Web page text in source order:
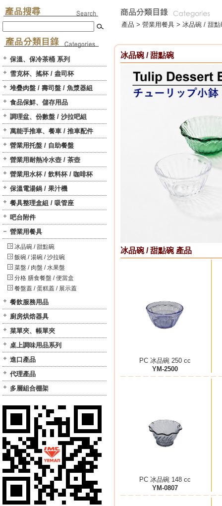
保溫、保冷茶桶 系列
雪克杯、搖杯 / 盎司杯
堆疊肉盤 / 壽司盤 / 魚漿器組
食品保鮮、儲存用品
調理盆、份數盤 / 沙拉吧組
萬能手推車、餐車 / 推車配件
營業用托盤 / 自助餐盤
營業用耐熱冷水壺 / 茶壺
營業用水杯 / 飲料杯 / 咖啡杯
保溫電湯鍋 / 果汁機
餐具整理盒組 / 吸管座
吧台附件
營業用餐具
冰品碗 / 甜點碗
飯碗 / 湯碗 / 沙拉碗
菜盤 / 肉盤 / 水果盤
分格 膳食餐盤 / 便當盒
餐盤蓋 / 蛋糕蓋 / 展示蓋
餐飲服務用品
廚房烘焙器具
菜單夾、帳單夾
桌上調味用品系列
進口產品
代理產品
多層組合棚架
產品 > 營業用餐具 > 冰品碗 / 甜
冰品碗 / 甜點碗
冰品碗 / 甜點碗 產品
PC 冰品碗 250 cc
YM-2500
PC 冰品碗 148 cc
YM-0807